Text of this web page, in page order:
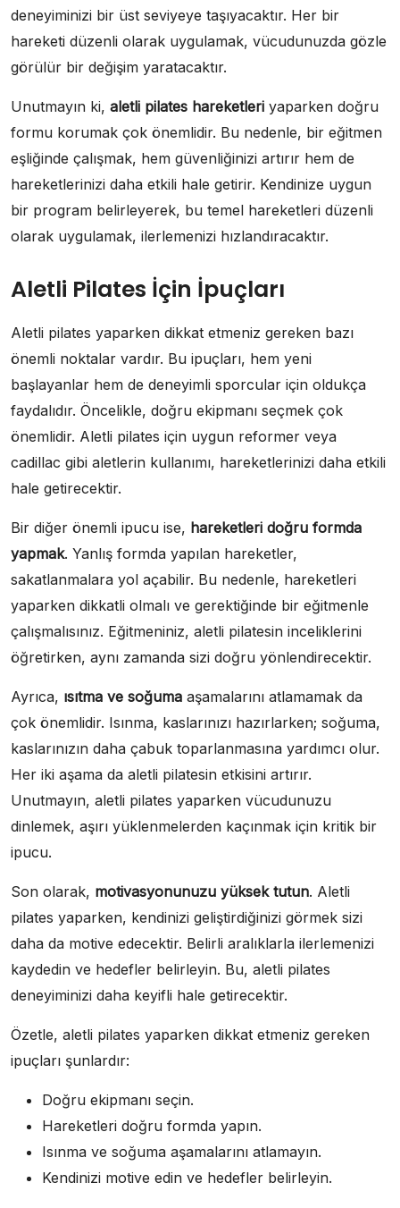
deneyiminizi bir üst seviyeye taşıyacaktır. Her bir
hareketi düzenli olarak uygulamak, vücudunuzda gözle
görülür bir değişim yaratacaktır.
Unutmayın ki, aletli pilates hareketleri yaparken doğru
formu korumak çok önemlidir. Bu nedenle, bir eğitmen
eşliğinde çalışmak, hem güvenliğinizi artırır hem de
hareketlerinizi daha etkili hale getirir. Kendinize uygun
bir program belirleyerek, bu temel hareketleri düzenli
olarak uygulamak, ilerlemenizi hızlandıracaktır.
Aletli Pilates İçin İpuçları
Aletli pilates yaparken dikkat etmeniz gereken bazı
önemli noktalar vardır. Bu ipuçları, hem yeni
başlayanlar hem de deneyimli sporcular için oldukça
faydalıdır. Öncelikle, doğru ekipmanı seçmek çok
önemlidir. Aletli pilates için uygun reformer veya
cadillac gibi aletlerin kullanımı, hareketlerinizi daha etkili
hale getirecektir.
Bir diğer önemli ipucu ise, hareketleri doğru formda
yapmak. Yanlış formda yapılan hareketler,
sakatlanmalara yol açabilir. Bu nedenle, hareketleri
yaparken dikkatli olmalı ve gerektiğinde bir eğitmenle
çalışmalısınız. Eğitmeniniz, aletli pilatesin inceliklerini
öğretirken, aynı zamanda sizi doğru yönlendirecektir.
Ayrıca, ısıtma ve soğuma aşamalarını atlamamak da
çok önemlidir. Isınma, kaslarınızı hazırlarken; soğuma,
kaslarınızın daha çabuk toparlanmasına yardımcı olur.
Her iki aşama da aletli pilatesin etkisini artırır.
Unutmayın, aletli pilates yaparken vücudunuzu
dinlemek, aşırı yüklenmelerden kaçınmak için kritik bir
ipucu.
Son olarak, motivasyonunuzu yüksek tutun. Aletli
pilates yaparken, kendinizi geliştirdiğinizi görmek sizi
daha da motive edecektir. Belirli aralıklarla ilerlemenizi
kaydedin ve hedefler belirleyin. Bu, aletli pilates
deneyiminizi daha keyifli hale getirecektir.
Özetle, aletli pilates yaparken dikkat etmeniz gereken
ipuçları şunlardır:
Doğru ekipmanı seçin.
Hareketleri doğru formda yapın.
Isınma ve soğuma aşamalarını atlamayın.
Kendinizi motive edin ve hedefler belirleyin.